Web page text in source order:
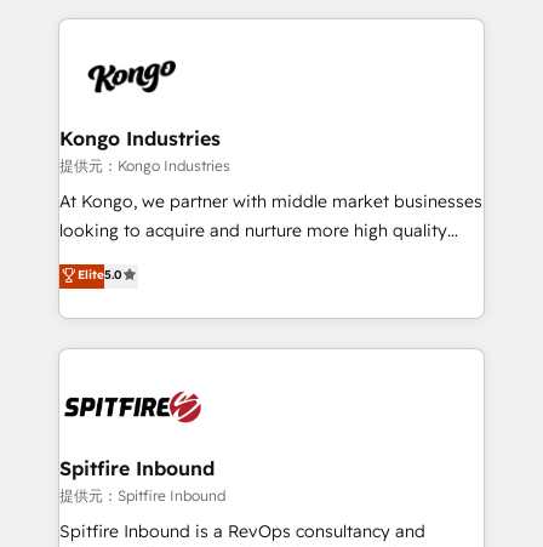
such as Brussels Airport, Volvo, Farmaline, Agilitas,
Streamz and Michelin.
growth for our client's businesses. These methods
exactly where your marketing budget is being used
and overall revenue to a level not feasible with
traditional methods. If you’re a frustrated marketing
manager or business owner sick of wasting budget
with generic agencies and their outdated methods,
just like yours attract more high-quality leads
throughout each stage of the buying cycle with
enable sales teams with the process, technology and
training to smash targets.
Kongo Industries
提供元：Kongo Industries
At Kongo, we partner with middle market businesses
looking to acquire and nurture more high quality
leads. We use digital media, marketing cloud,
automation and software integration to drive sales
and, deliver clarity on marketing expenditure.
Elite5.0
Spitfire Inbound
提供元：Spitfire Inbound
Spitfire Inbound is a RevOps consultancy and